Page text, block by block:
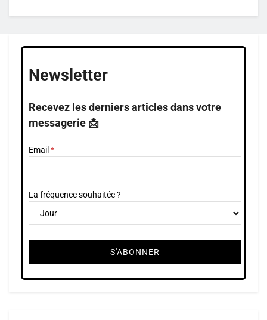
Newsletter
Recevez les derniers articles dans votre
messagerie 📩
Email
La fréquence souhaitée ?